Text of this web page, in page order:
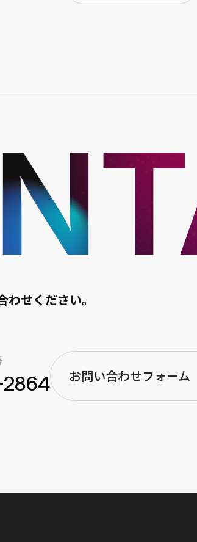
せください。
お問い合わせフォーム